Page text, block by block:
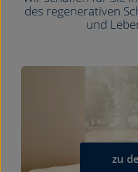
des regenerativen
und
zu